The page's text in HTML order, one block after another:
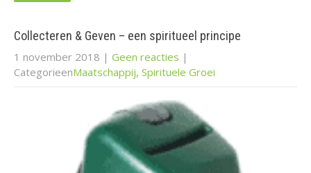
Collecteren & Geven – een spiritueel principe
1 november 2018 | Geen reacties |
CategorieenMaatschappij, Spirituele Groei